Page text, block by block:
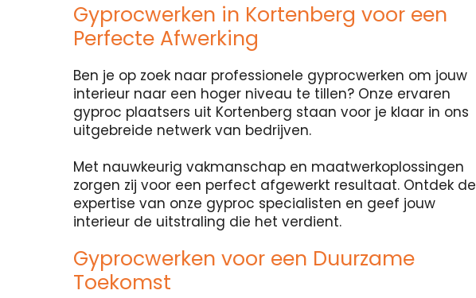
Gyprocwerken in Kortenberg voor een
Perfecte Afwerking
Ben je op zoek naar professionele gyprocwerken om jouw
interieur naar een hoger niveau te tillen? Onze ervaren
gyproc plaatsers uit Kortenberg staan voor je klaar in ons
uitgebreide netwerk van bedrijven.
Met nauwkeurig vakmanschap en maatwerkoplossingen
zorgen zij voor een perfect afgewerkt resultaat. Ontdek de
expertise van onze gyproc specialisten en geef jouw
interieur de uitstraling die het verdient.
Gyprocwerken voor een Duurzame
Toekomst